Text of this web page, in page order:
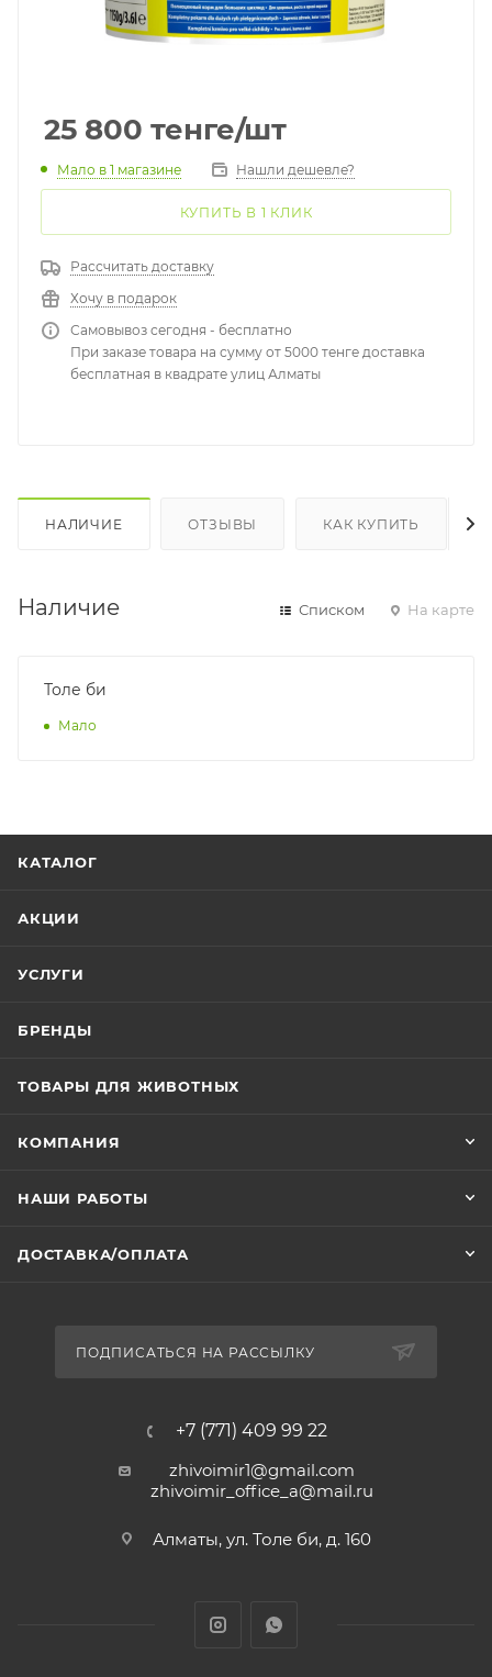
25 800 тенге/шт
Мало в 1 магазине Нашли дешевле?
КУПИТЬ В 1 КЛИК
Рассчитать доставку
Хочу в подарок
Самовывоз сегодня - бесплатно
При заказе товара на сумму от 5000 тенге доставка
бесплатная в квадрате улиц Алматы
НАЛИЧИЕ ОТЗЫВЫ КАК КУПИТЬ
Наличие Списком На карте
Толе би
Мало
КАТАЛОГ
АКЦИИ
УСЛУГИ
БРЕНДЫ
ТОВАРЫ ДЛЯ ЖИВОТНЫХ
КОМПАНИЯ
НАШИ РАБОТЫ
ДОСТАВКА/ОПЛАТА
ПОДПИСАТЬСЯ НА РАССЫЛКУ
+7 (771) 409 99 22
zhivoimir1@gmail.com
zhivoimir_office_a@mail.ru
Алматы, ул. Толе би, д. 160